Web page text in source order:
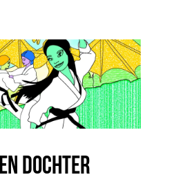
Dochter